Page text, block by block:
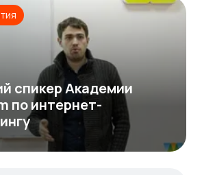
спикер Академии
по интернет-